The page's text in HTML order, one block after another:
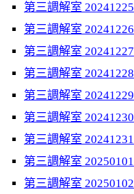
第三調解室 20241225
第三調解室 20241226
第三調解室 20241227
第三調解室 20241228
第三調解室 20241229
第三調解室 20241230
第三調解室 20241231
第三調解室 20250101
第三調解室 20250102